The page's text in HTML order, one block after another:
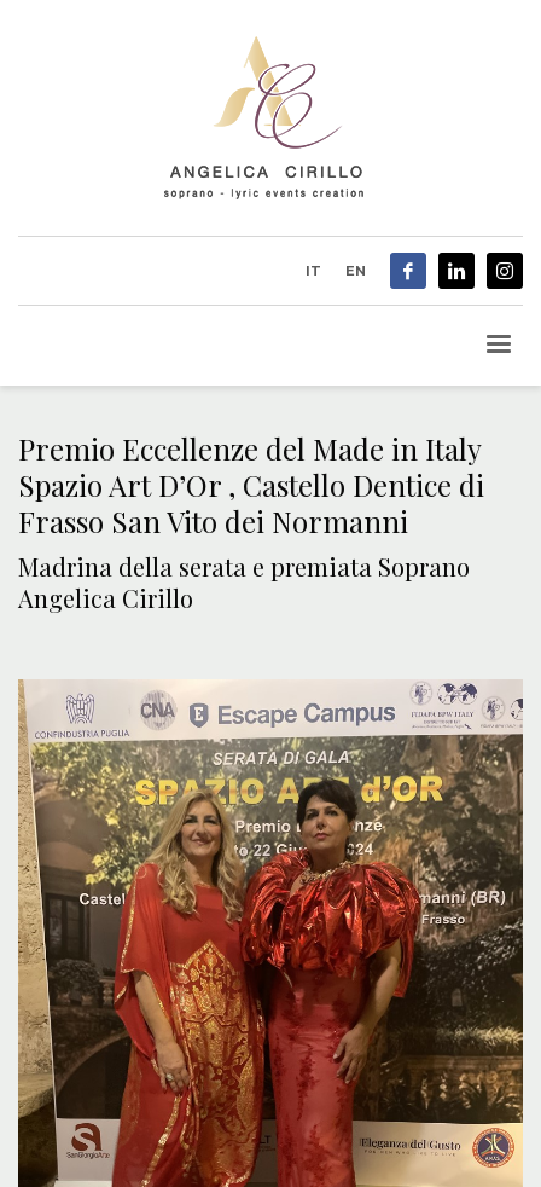
IT EN
Premio Eccellenze del Made in Italy
Spazio Art D’Or , Castello Dentice di
Frasso San Vito dei Normanni
Madrina della serata e premiata Soprano
Angelica Cirillo